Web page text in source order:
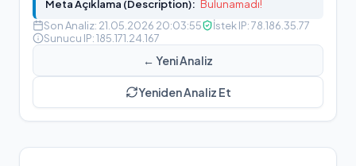
Meta Açıklama (Description): Bulunamadı!
Son Analiz: 21.05.2026 20:03:55 İstek IP:78.186.35.77
Sunucu IP:185.171.24.167
← Yeni Analiz
Yeniden Analiz Et